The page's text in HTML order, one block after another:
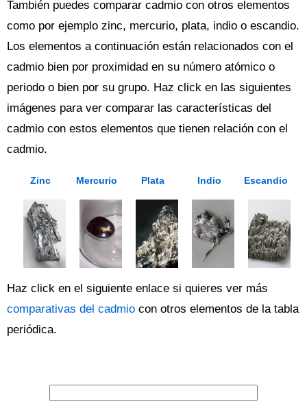
También puedes comparar cadmio con otros elementos
como por ejemplo zinc, mercurio, plata, indio o escandio.
Los elementos a continuación están relacionados con el
cadmio bien por proximidad en su número atómico o
periodo o bien por su grupo. Haz click en las siguientes
imágenes para ver comparar las características del
cadmio con estos elementos que tienen relación con el
cadmio.
Zinc Mercurio Plata Indio Escandio
Haz click en el siguiente enlace si quieres ver más
comparativas del cadmio con otros elementos de la tabla
periódica.